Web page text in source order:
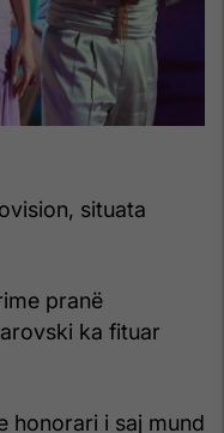
situata
pranë
ka fituar
honorari i saj mund